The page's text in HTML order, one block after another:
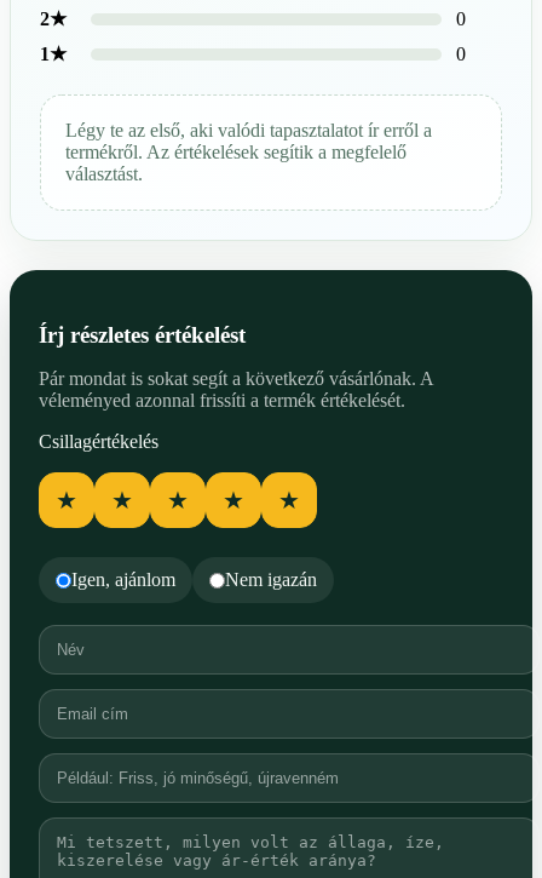
2★
0
1★
0
Légy te az első, aki valódi tapasztalatot ír erről a
termékről. Az értékelések segítik a megfelelő
választást.
Írj részletes értékelést
Pár mondat is sokat segít a következő vásárlónak. A
véleményed azonnal frissíti a termék értékelését.
Csillagértékelés
★ ★ ★ ★ ★
Igen, ajánlom Nem igazán